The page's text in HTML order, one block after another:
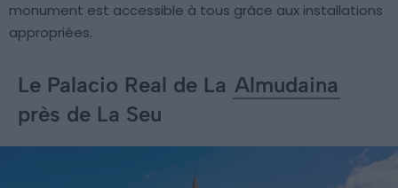
monument est accessible à tous grâce aux installations
appropriées.
Le Palacio Real de La Almudaina
près de La Seu